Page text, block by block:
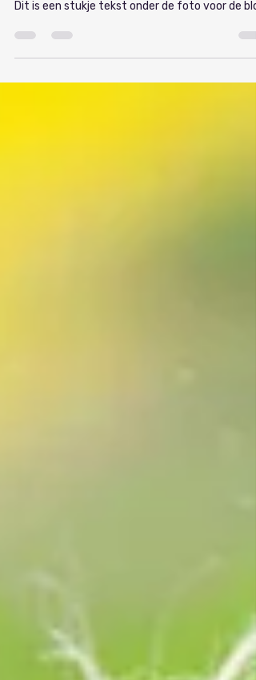
Echt in verbinding zijn...
Dit is een stukje tekst onder de foto voor de